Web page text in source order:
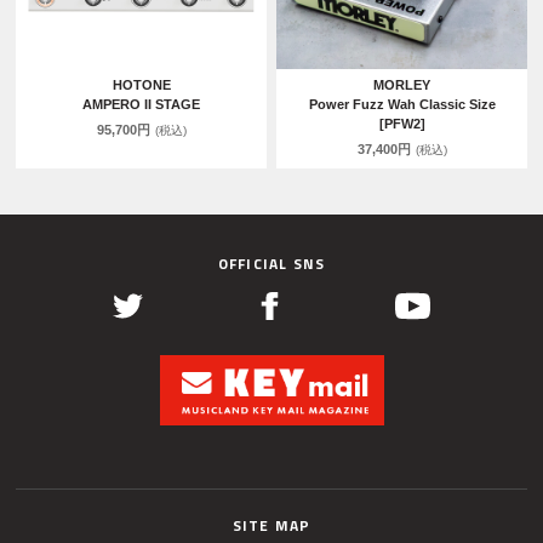
HOTONE
AMPERO II STAGE
95,700円 (税込)
MORLEY
Power Fuzz Wah Classic Size
[PFW2]
37,400円 (税込)
OFFICIAL SNS
SITE MAP